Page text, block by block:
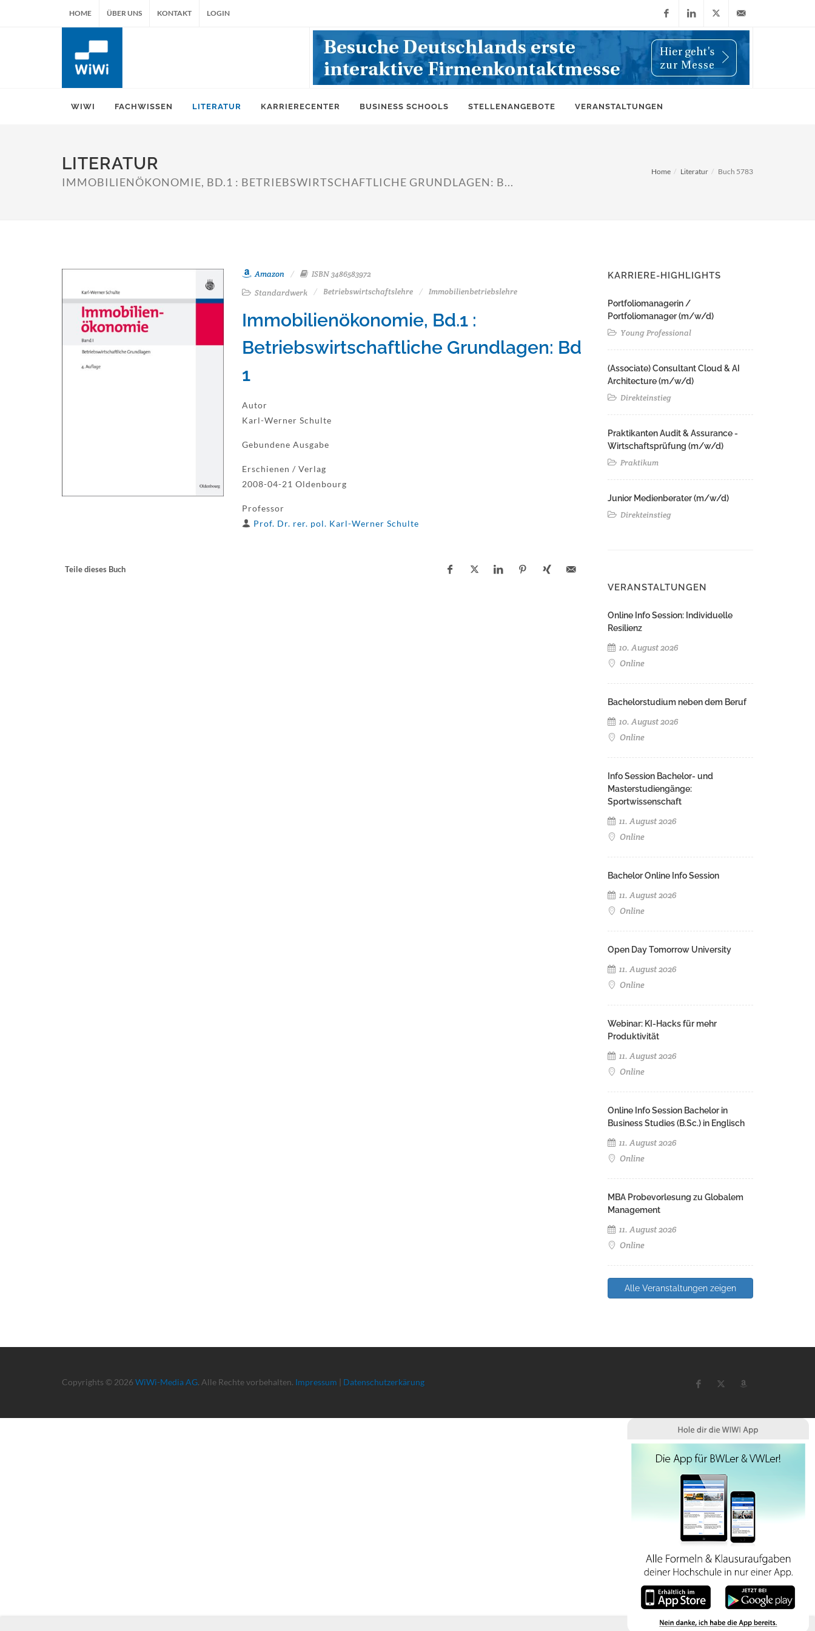
HOME ÜBER UNS KONTAKT LOGIN
FacebookLinkedIn
X
(Twitter)
info@wiwi-
WIWI FACHWISSEN LITERATUR KARRIERECENTER BUSINESS SCHOOLS STELLENANGEBOTE VERANSTALTUNGEN
LITERATUR
IMMOBILIENÖKONOMIE, BD.1 : BETRIEBSWIRTSCHAFTLICHE GRUNDLAGEN: B...
Home Literatur Buch 5783
Amazon
ISBN 3486583972
Standardwerk
Betriebswirtschaftslehre Immobilienbetriebslehre
Immobilienökonomie, Bd.1 :
Betriebswirtschaftliche Grundlagen: Bd
1
Autor
Karl-Werner Schulte
Gebundene Ausgabe
Erschienen / Verlag
2008-04-21 Oldenbourg
Professor
Prof. Dr. rer. pol. Karl-Werner Schulte
Teile dieses Buch
KARRIERE-HIGHLIGHTS
Portfoliomanagerin /
Portfoliomanager (m/w/d)
Young Professional
(Associate) Consultant Cloud & AI
Architecture (m/w/d)​ ​
Direkteinstieg
Praktikanten Audit & Assurance -
Wirtschaftsprüfung (m/w/d)
Praktikum
Junior Medienberater (m/w/d)
Direkteinstieg
VERANSTALTUNGEN
Online Info Session: Individuelle
Resilienz
10. August 2026
Online
Bachelorstudium neben dem Beruf
10. August 2026
Online
Info Session Bachelor- und
Masterstudiengänge:
Sportwissenschaft
11. August 2026
Online
Bachelor Online Info Session
11. August 2026
Online
Open Day Tomorrow University
11. August 2026
Online
Webinar: KI-Hacks für mehr
Produktivität
11. August 2026
Online
Online Info Session Bachelor in
Business Studies (B.Sc.) in Englisch
11. August 2026
Online
MBA Probevorlesung zu Globalem
Management
11. August 2026
Online
Alle Veranstaltungen zeigen
Copyrights © 2026 WiWi-Media AG. Alle Rechte vorbehalten. Impressum | Datenschutzerkärung